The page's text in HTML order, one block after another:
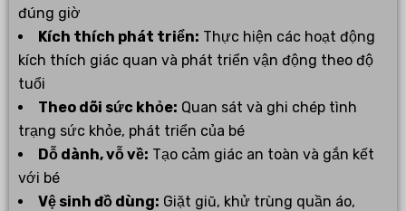
đúng giờ
Kích thích phát triển: Thực hiện các hoạt động
kích thích giác quan và phát triển vận động theo độ
tuổi
Theo dõi sức khỏe: Quan sát và ghi chép tình
trạng sức khỏe, phát triển của bé
Dỗ dành, vỗ về: Tạo cảm giác an toàn và gắn kết
với bé
Vệ sinh đồ dùng: Giặt giũ, khử trùng quần áo,